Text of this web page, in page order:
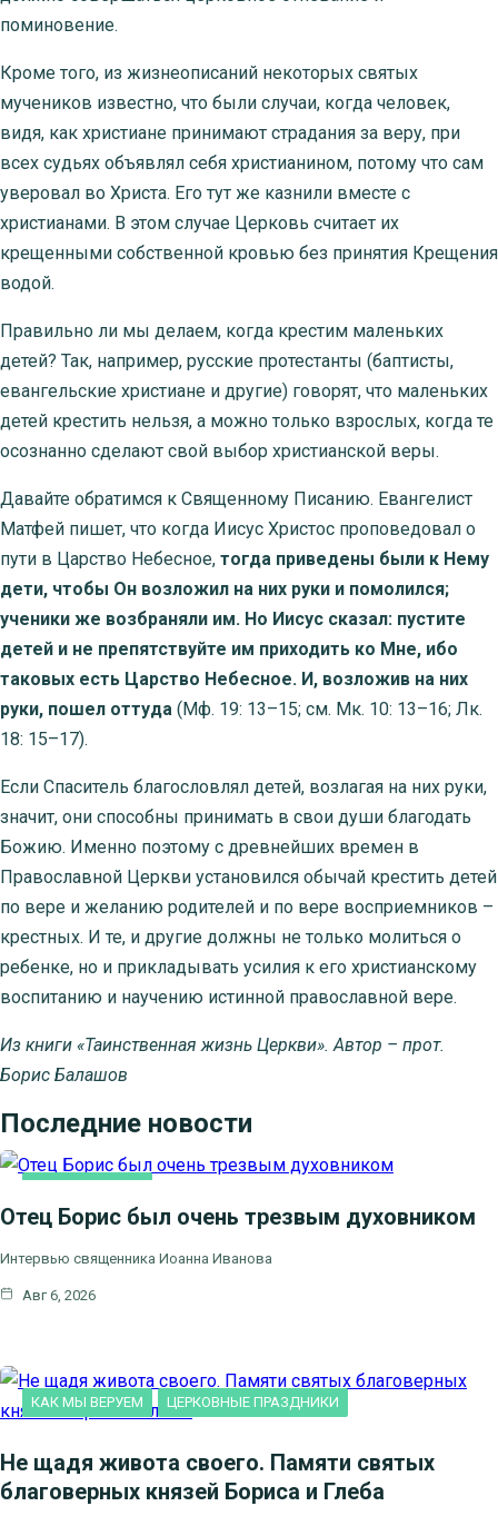
поминовение.
Кроме того, из жизнеописаний некоторых святых
мучеников известно, что были случаи, когда человек,
видя, как христиане принимают страдания за веру, при
всех судьях объявлял себя христианином, потому что сам
уверовал во Христа. Его тут же казнили вместе с
христианами. В этом случае Церковь считает их
крещенными собственной кровью без принятия Крещения
водой.
Правильно ли мы делаем, когда крестим маленьких
детей? Так, например, русские протестанты (баптисты,
евангельские христиане и другие) говорят, что маленьких
детей крестить нельзя, а можно только взрослых, когда те
осознанно сделают свой выбор христианской веры.
Давайте обратимся к Священному Писанию. Евангелист
Матфей пишет, что когда Иисус Христос проповедовал о
пути в Царство Небесное, тогда приведены были к Нему
дети, чтобы Он возложил на них руки и помолился;
ученики же возбраняли им. Но Иисус сказал: пустите
детей и не препятствуйте им приходить ко Мне, ибо
таковых есть Царство Небесное. И, возложив на них
руки, пошел оттуда (Мф. 19: 13–15; см. Мк. 10: 13–16; Лк.
18: 15–17).
Если Спаситель благословлял детей, возлагая на них руки,
значит, они способны принимать в свои души благодать
Божию. Именно поэтому с древнейших времен в
Православной Церкви установился обычай крестить детей
по вере и желанию родителей и по вере восприемников –
крестных. И те, и другие должны не только молиться о
ребенке, но и прикладывать усилия к его христианскому
воспитанию и научению истинной православной вере.
Из книги «Таинственная жизнь Церкви». Автор – прот.
Борис Балашов
Последние новости
Отец Борис был очень трезвым духовником
Интервью священника Иоанна Иванова
Авг 6, 2026
КАК МЫ ВЕРУЕМ ЦЕРКОВНЫЕ ПРАЗДНИКИ
Не щадя живота своего. Памяти святых
благоверных князей Бориса и Глеба